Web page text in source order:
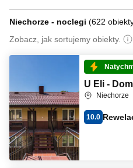
Niechorze - noclegi (622
Zobacz, jak sortujemy obiekty.
U Eli -
Niechorze
10.0